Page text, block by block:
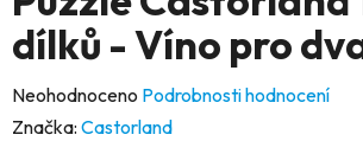
dílků - Víno pro
Průměrné
hodnocení
Neohodnoceno Podrobnosti hodnocení
Značka: Castorland